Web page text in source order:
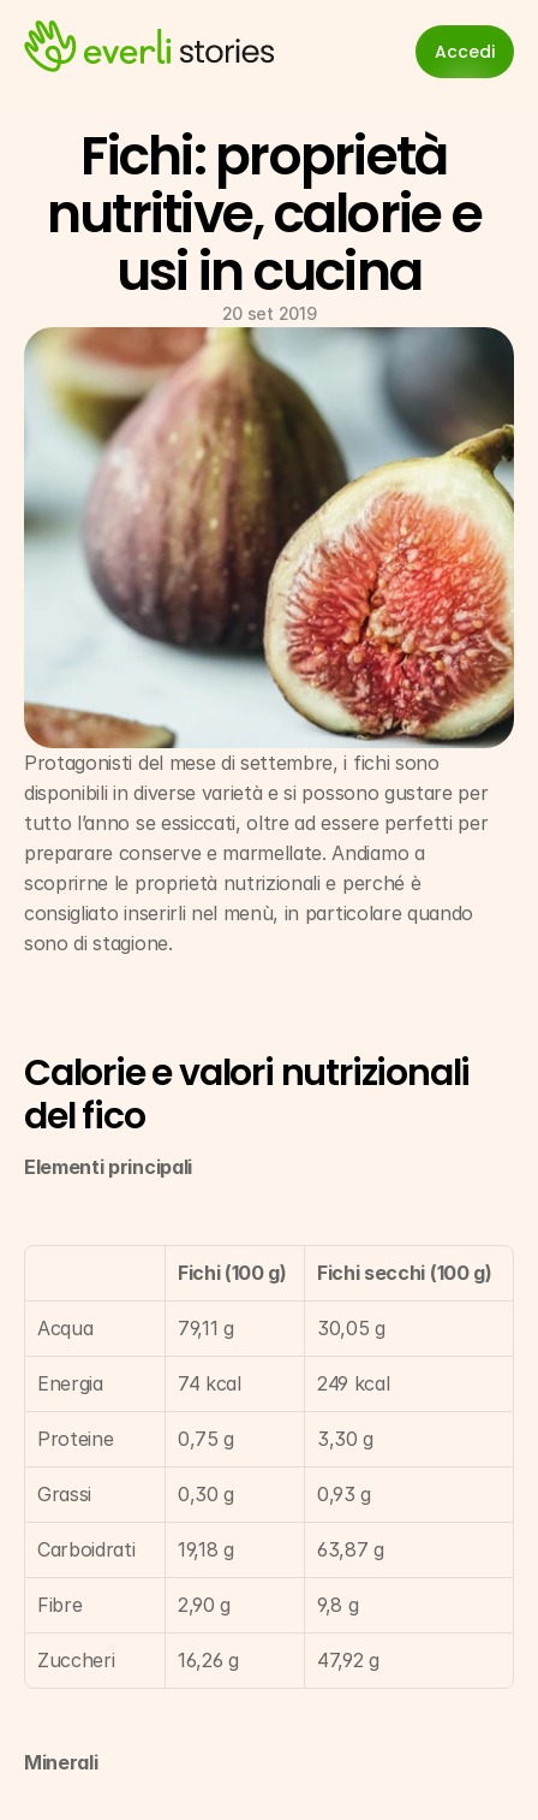
Accedi
Fichi: proprietà
nutritive, calorie e
usi in cucina
20 set 2019
Protagonisti del mese di settembre, i fichi sono
disponibili in diverse varietà e si possono gustare per
tutto l’anno se essiccati, oltre ad essere perfetti per
preparare conserve e marmellate. Andiamo a
scoprirne le proprietà nutrizionali e perché è
consigliato inserirli nel menù, in particolare quando
sono di stagione.
Calorie e valori nutrizionali
del fico
Elementi principali
Fichi (100 g) Fichi secchi (100 g)
Acqua 79,11 g 30,05 g
Energia 74 kcal 249 kcal
Proteine 0,75 g 3,30 g
Grassi 0,30 g 0,93 g
Carboidrati 19,18 g 63,87 g
Fibre 2,90 g 9,8 g
Zuccheri 16,26 g 47,92 g
Minerali